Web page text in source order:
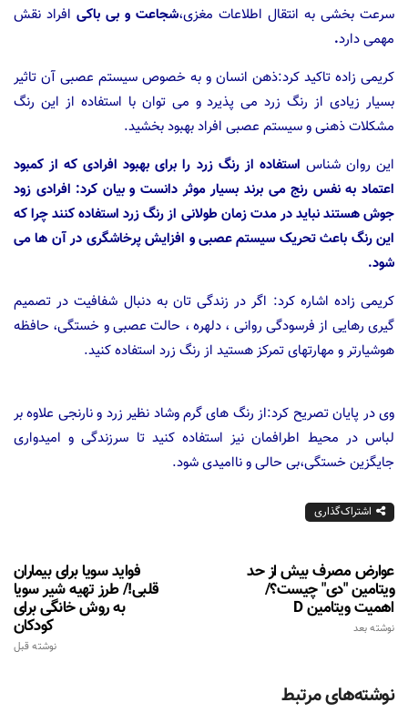
سرعت بخشی به انتقال اطلاعات مغزی،شجاعت و بی باکی افراد نقش
مهمی دارد.
کریمی زاده تاکید کرد:ذهن انسان و به خصوص سیستم عصبی آن تاثیر
بسیار زیادی از رنگ زرد می پذیرد و می توان با استفاده از این رنگ
مشکلات ذهنی و سیستم عصبی افراد بهبود بخشید.
این روان شناس استفاده از رنگ زرد را برای بهبود افرادی که از کمبود
اعتماد به نفس رنج می برند بسیار موثر دانست و بیان کرد: افرادی زود
جوش هستند نباید در مدت زمان طولانی از رنگ زرد استفاده کنند چرا که
این رنگ باعث تحریک سیستم عصبی و افزایش پرخاشگری در آن ها می
شود.
کریمی زاده اشاره کرد: اگر در زندگی تان به دنبال شفافیت در تصمیم
گیری رهایی از فرسودگی روانی ، دلهره ، حالت عصبی و خستگی، حافظه
هوشیارتر و مهارتهای تمرکز هستید از رنگ زرد استفاده کنید.
وی در پایان تصریح کرد:از رنگ های گرم وشاد نظیر زرد و نارنجی علاوه بر
لباس در محیط اطرافمان نیز استفاده کنید تا سرزندگی و امیدواری
جایگزین خستگی،بی حالی و ناامیدی شود.
اشتراک‌گذاری
فواید سویا برای بیماران
قلبی!/ طرز تهیه شیر سویا
به روش خانگی برای
کودکان
نوشته قبل
عوارض مصرف بیش از حد
ویتامین "دی" چیست؟/
اهمیت ویتامین D
نوشته بعد
نوشته‌های مرتبط